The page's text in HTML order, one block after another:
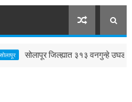
सोलापूर जिल्ह्यात ३१३ वनगुन्हे उघडकीस;